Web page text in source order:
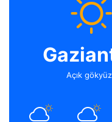
Açık